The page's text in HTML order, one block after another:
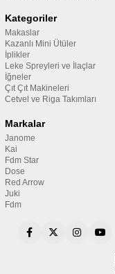
Kategoriler
Makaslar
Kazanlı Mini Ütüler
İplikler
Leke Spreyleri ve İlaçlar
İğneler
Çıt Çıt Makineleri
Cetvel ve Riga Takımları
Markalar
Janome
Kai
Fdm Star
Dose
Red Arrow
Juki
Fdm